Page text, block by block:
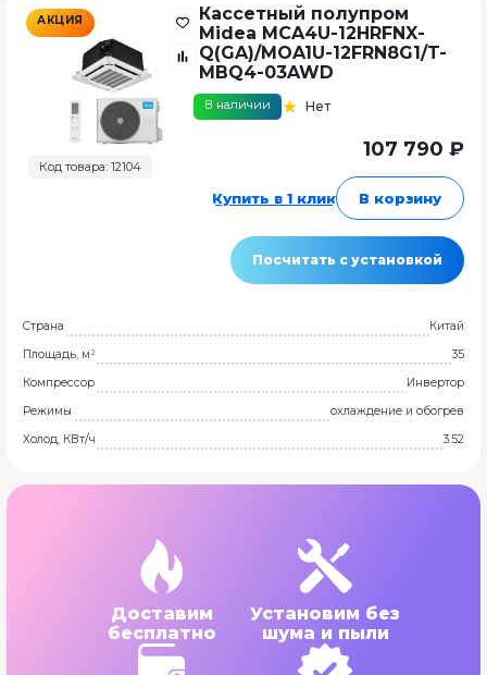
АКЦИЯ
Код товара: 12104
Кассетный полупром
Midea MCA4U-12HRFNX-
Q(GA)/MOA1U-12FRN8G1/T-
MBQ4-03AWD
В наличии Нет
107 790 ₽
Купить в 1 клик В корзину
Посчитать с установкой
Страна
Китай
Площадь, м²
35
Компрессор
Инвертор
Режимы
охлаждение и обогрев
Холод, КВт/ч
3.52
Доставим
бесплатно
Установим без
шума и пыли